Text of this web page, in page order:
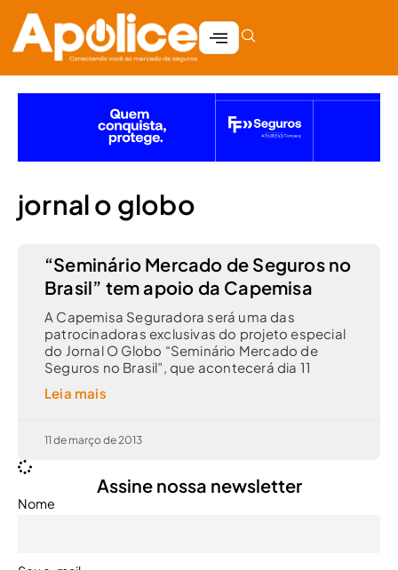
jornal o globo
“Seminário Mercado de Seguros no
Brasil” tem apoio da Capemisa
A Capemisa Seguradora será uma das
patrocinadoras exclusivas do projeto especial
do Jornal O Globo “Seminário Mercado de
Seguros no Brasil”, que acontecerá dia 11
Leia mais
11 de março de 2013
Assine nossa newsletter
Nome